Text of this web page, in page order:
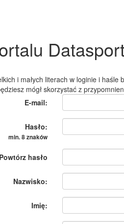
i małych literach w loginie i
mógł skorzystać z
E-mail:
Hasło:
min. 8 znaków
Powtórz hasło
Nazwisko:
Imię: